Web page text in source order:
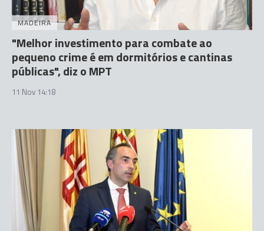
MADEIRA
"Melhor investimento para combate ao
pequeno crime é em dormitórios e cantinas
públicas", diz o MPT
11 Nov 14:18